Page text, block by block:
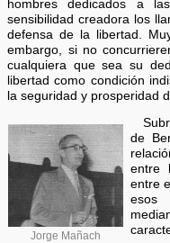
hombres dedicados a
sensibilidad creadora los
defensa de la libertad.
embargo, si no
cualquiera que sea su
libertad como condición
la seguridad y prosperidad
Jorge Mañach
de
entre
entre
esos